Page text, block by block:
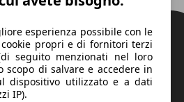
esperienza possibile con le
propri e di fornitori terzi
seguito menzionati nel loro
scopo di salvare e accedere in
dispositivo utilizzato e a dati
IP).